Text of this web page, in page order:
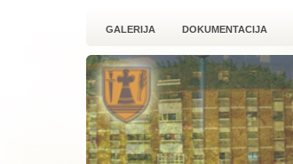
GALERIJA DOKUMENTACIJA